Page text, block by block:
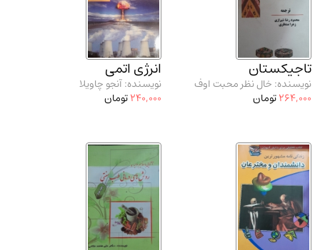
مدرسان شریف و انتشارت ارشد کتاب‌های..(2)
تاجیکستان
نویسنده: خال نظر محبت اوف
264,000تومان
انرژی اتمی
نویسنده: آنجو چاویلا
240,000تومان